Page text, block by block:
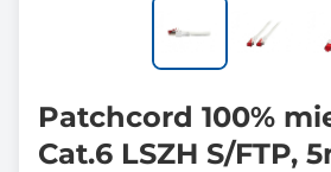
Patchcord 100%
Cat.6 LSZH S/FTP,